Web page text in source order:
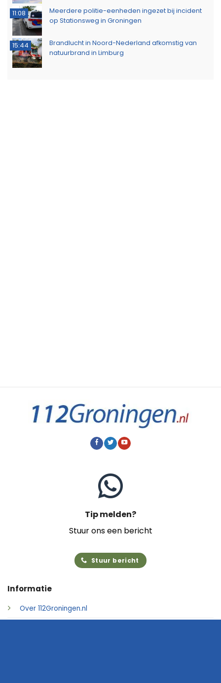
11:08
Meerdere politie-eenheden ingezet bij incident
op Stationsweg in Groningen
15:44
Brandlucht in Noord-Nederland afkomstig van
natuurbrand in Limburg
Informatie
Over 112Groningen.nl
Tip melden?
Stuur ons een bericht
Stuur bericht